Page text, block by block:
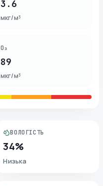
3.6
мкг/м³
O₃
89
мкг/м³
ВОЛОГІСТЬ
34%
Низька